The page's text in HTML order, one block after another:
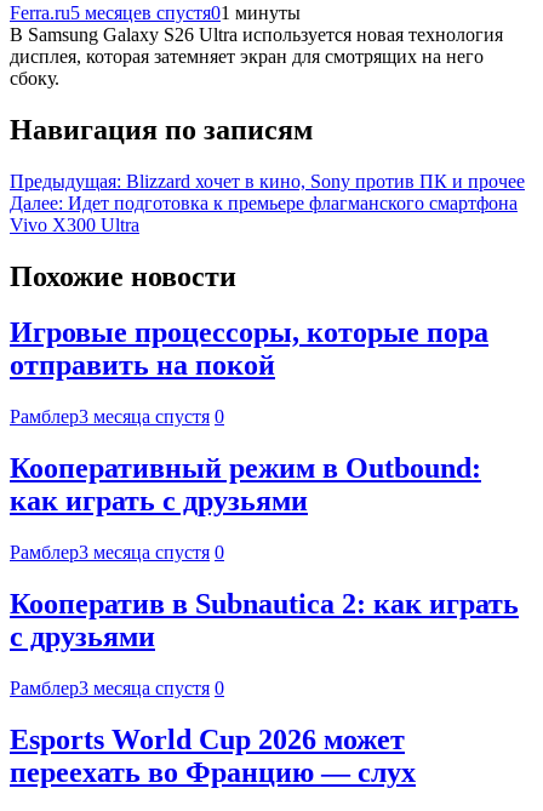
Ferra.ru5 месяцев спустя01 минуты
В Samsung Galaxy S26 Ultra используется новая технология
дисплея, которая затемняет экран для смотрящих на него
сбоку.
Навигация по записям
Предыдущая: Blizzard хочет в кино, Sony против ПК и прочее
Далее: Идет подготовка к премьере флагманского смартфона
Vivo X300 Ultra
Похожие новости
Игровые процессоры, которые пора
отправить на покой
Рамблер3 месяца спустя 0
Кооперативный режим в Outbound:
как играть с друзьями
Рамблер3 месяца спустя 0
Кооператив в Subnautica 2: как играть
с друзьями
Рамблер3 месяца спустя 0
Esports World Cup 2026 может
переехать во Францию — слух